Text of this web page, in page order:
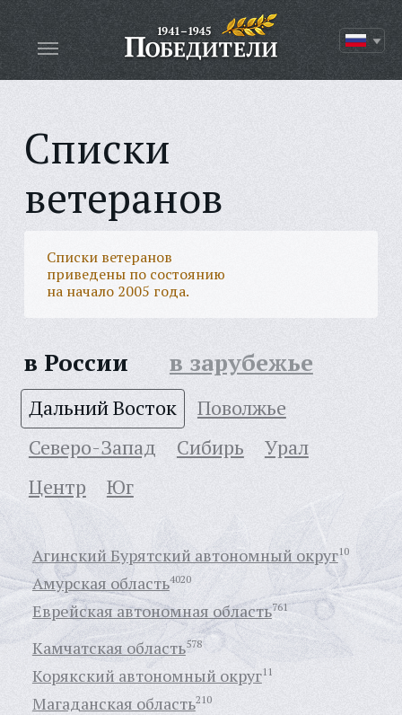
Списки
ветеранов
Списки ветеранов
приведены по состоянию
на начало 2005 года.
в России в зарубежье
Дальний Восток
Поволжье
Северо-Запад
Сибирь
Урал
Центр
Юг
Агинский Бурятский автономный округ10
Амурская область4020
Еврейская автономная область761
Камчатская область578
Корякский автономный округ11
Магаданская область210